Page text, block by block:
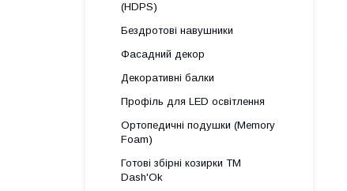
(HDPS)
Бездротові навушники
Фасадний декор
Декоративні балки
Профіль для LED освітлення
Ортопедичні подушки (Memory
Foam)
Готові збірні козирки ТМ
Dash'Ok